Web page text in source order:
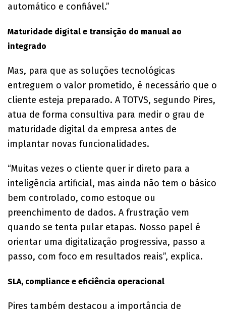
automático e confiável.”
Maturidade digital e transição do manual ao
integrado
Mas, para que as soluções tecnológicas
entreguem o valor prometido, é necessário que o
cliente esteja preparado. A TOTVS, segundo Pires,
atua de forma consultiva para medir o grau de
maturidade digital da empresa antes de
implantar novas funcionalidades.
“Muitas vezes o cliente quer ir direto para a
inteligência artificial, mas ainda não tem o básico
bem controlado, como estoque ou
preenchimento de dados. A frustração vem
quando se tenta pular etapas. Nosso papel é
orientar uma digitalização progressiva, passo a
passo, com foco em resultados reais”, explica.
SLA, compliance e eficiência operacional
Pires também destacou a importância de